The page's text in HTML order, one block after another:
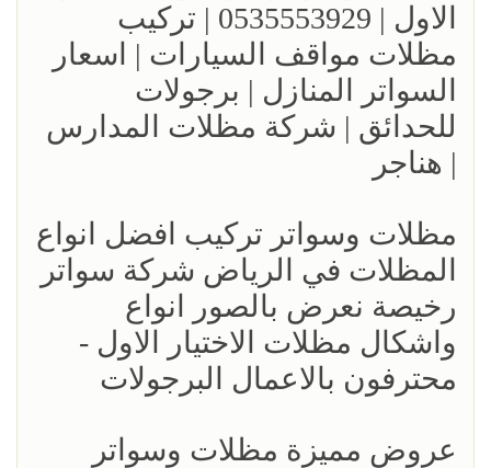
الاول | 0535553929 | تركيب
مظلات مواقف السيارات | اسعار
السواتر المنازل | برجولات
للحدائق | شركة مظلات المدارس
| هناجر
مظلات وسواتر تركيب افضل انواع
المظلات في الرياض شركة سواتر
رخيصة نعرض بالصور انواع
واشكال مظلات الاختيار الاول -
محترفون بالاعمال البرجولات
عروض مميزة مظلات وسواتر